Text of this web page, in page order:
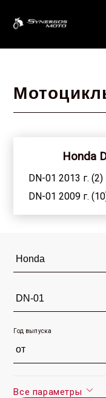
Honda
DN-01 2013 г. (2)
DN-01 2009 г.
Год выпуска
Все параметры